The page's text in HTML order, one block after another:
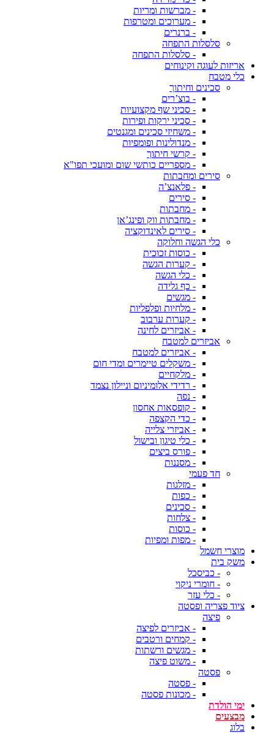
- מברשות ומריות
- מערוכים ומטרפות
- ברנרים
סלסלות התפחה
- סלסלות התפחה
אריזות לעוגה וקינוחים
כלי מטבח
סכינים וחיתוך
- בוצ’רים
- סכיני שף מקצועיות
- סכיני ירקות ופירות
- משחיזי סכינים ומגנטים
- מנדולינות ופומפיות
- קרשי חיתוך
- מספריים כותשי שום ומועכי תפו"א
סירים ומחבתות
- פלאנצ’ה
- סירים
- מחבתות
- מחבתות ווק ופינג’אן
- סירים לאינדוקציה
כלי הגשה וחלוקה
- כוסות זכוכית
- קערות הגשה
- כלי הגשה
- כף גלידה
- מגשים
- מלחיות ופלפליות
- קערות ערבוב
- אביזרים לחינה
אביזרים למטבח
- אביזרים למטבח
- משקלים טיימרים ומדי חום
- מלקחיים
- רדידי אלומיניום וניילון נצמד
- נפה
- קופסאות אחסון
- כדי הקצפה
- אביזרי צלייה
- כלי טיגון ובישול
- פורס ביצים
- מסננות
חד פעמי
- מזלגות
- כפות
- סכינים
- צלחות
- כוסות
- מפות ומפיות
מוצרי חשמל
משק בית
- כביסכל
- חומרי ניקוי
- כלי עזר
ציוד פצריה ופסטה
פיצה
- אביזרים לפיצה
- קמחים ורטבים
- מגשים ורשתות
- משוט פיצה
פסטה
- פסטה
- מכונות פסטה
ימי הולדת
מבצעים
בלוג